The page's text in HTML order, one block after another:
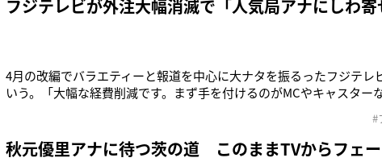
フジテレビが外注大幅消滅で「人気局アナにしわ
4月の改編でバラエティーと報道を中心に大ナタを振るったフジテレ
いう。「大幅な経費削減です。まず手を付けるのがMCやキャスター
ーの加藤綾子アナ（32）がレギュラー出演していた「スポーツLIFE
の宮司愛海アナ（26
#
秋元優里アナに待つ茨の道 このままTVからフェ